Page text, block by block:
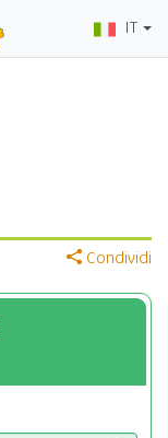
IT
Condividi